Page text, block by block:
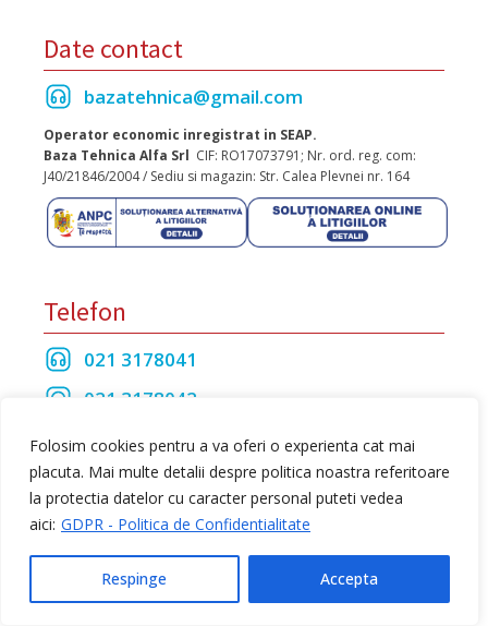
Folosim cookies pentru a va oferi o experienta cat mai
placuta. Mai multe detalii despre politica noastra referitoare
la protectia datelor cu caracter personal puteti vedea
aici: GDPR - Politica de Confidentialitate
Respinge Accepta
Date contact
bazatehnica@gmail.com
Operator economic inregistrat in SEAP.
Baza Tehnica Alfa Srl CIF: RO17073791; Nr. ord. reg. com:
J40/21846/2004 / Sediu si magazin: Str. Calea Plevnei nr. 164
Telefon
021 3178041
021 3178042
021 3175208
Toate drepturile rezervate Baza Tehnica Alfa S.R.L